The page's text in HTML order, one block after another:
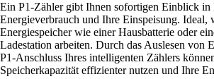
Ein P1-Zähler gibt Ihnen sofortigen Einblick in
Energieverbrauch und Ihre Einspeisung. Ideal,
Energiespeicher wie einer Hausbatterie oder
Ladestation arbeiten. Durch das Auslesen von
P1-Anschluss Ihres intelligenten Zählers
Speicherkapazität effizienter nutzen und Ihre